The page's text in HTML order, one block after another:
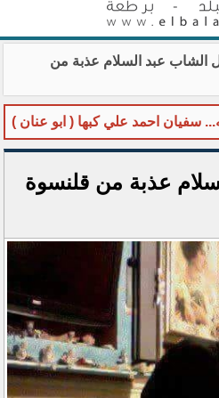
الشاب عبد السلام عذبة من
احمد علي كبها ( ابو عنان )
عذبة من قلنسوة